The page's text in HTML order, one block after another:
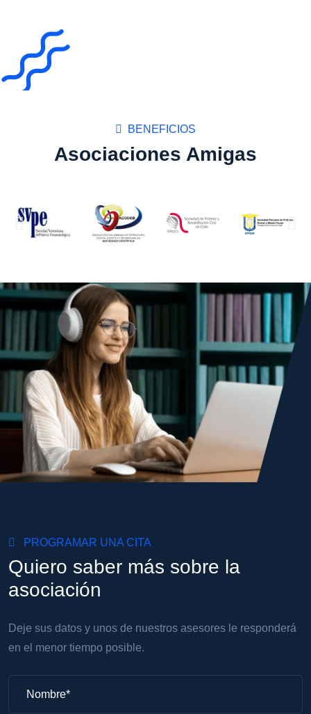
BENEFICIOS
Asociaciones Amigas
PROGRAMAR UNA CITA
Quiero saber más sobre la
asociación
Deje sus datos y unos de nuestros asesores le responderá
en el menor tiempo posible.